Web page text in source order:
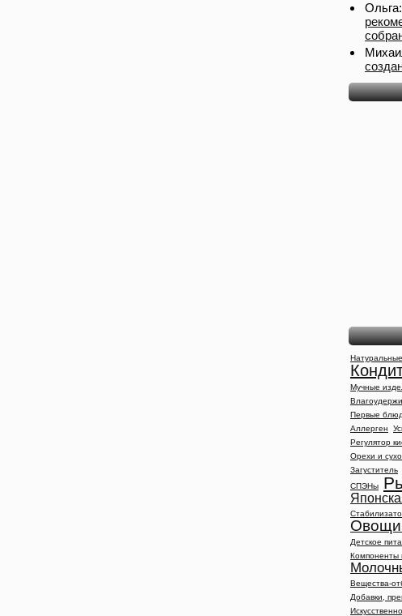
Ольга:
Мучные
Первые
Аллерген
Регулятор
Орехи и
Загуститель
СПЭНы
Овощи
Детское
Компоненты
Вещества-
Добавки,